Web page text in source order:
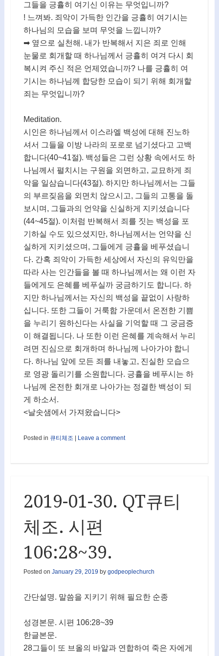
그들을 긍휼히 여기신 이유는 무엇입니까?
! 느껴봐. 죄악이 가득한 인간을 긍휼히 여기시는
하나님의 모습을 보며 무엇을 느낍니까?
➡ 옆으로 실천해. 내가 반복해서 지은 죄로 인해
눈물로 회개할 때 하나님께서 긍휼히 여겨 다시 회
복시켜 주신 적은 언제였습니까? 나를 긍휼히 여
기시는 하나님께 합당한 모습이 되기 위해 회개할
죄는 무엇입니까?
Meditation.
시인은 하나님께서 이스라엘 백성에 대해 진노하
셔서 그들을 이방 나라의 포로로 넘기셨다고 고백
합니다(40~41절). 백성들은 그런 상황 속에서도 하
나님께서 펼치시는 구원을 외면하고, 교묘하게 죄
악을 일삼습니다(43절). 하지만 하나님께서는 그들
의 부르짖음을 외면치 않으시고, 그들의 고통을 돌
보시며, 그들과의 언약을 신실하게 지키셨습니다
(44~45절). 이처럼 반복해서 죄를 짓는 백성을 포
기하실 수도 있으셨지만, 하나님께서는 언약을 신
실하게 지키셨으며, 그들에게 긍휼을 베푸셨습니
다. 간혹 죄악이 가득한 세상에서 자신의 유익만을
따라 사는 인간들을 볼 때 하나님께서는 왜 이런 자
들에게도 은혜를 베푸실까 궁금하기도 합니다. 하
지만 하나님께서는 자신의 백성을 끝없이 사랑하
십니다. 또한 그들이 거룩함 가운데서 온전한 기쁨
을 누리기 원하신다는 사실을 기억할 때 그 궁금증
이 해결됩니다. 나 또한 이런 은혜를 계속해서 누리
려면 진심으로 회개하며 하나님께 나아가야 합니
다. 하나님 앞에 모든 죄를 내놓고, 진실한 모습으
로 영광 돌리기를 소원합니다. 긍휼을 베푸시는 하
나님께 온전한 회개로 나아가는 정결한 백성이 되
게 하소서.
<날솟샘에서 가져왔습니다>
Posted in 큐티체조 Leave a comment
2019-01-30. QT큐티
체조. 시편
106:28~39.
Posted on January 29, 2019 by godpeoplechurch
간단설명. 말씀을 지키기 위해 필요한 순종
성경본문. 시편 106:28~39
한글본문.
28그들이 또 브올의 바알과 연합하여 죽은 자에게